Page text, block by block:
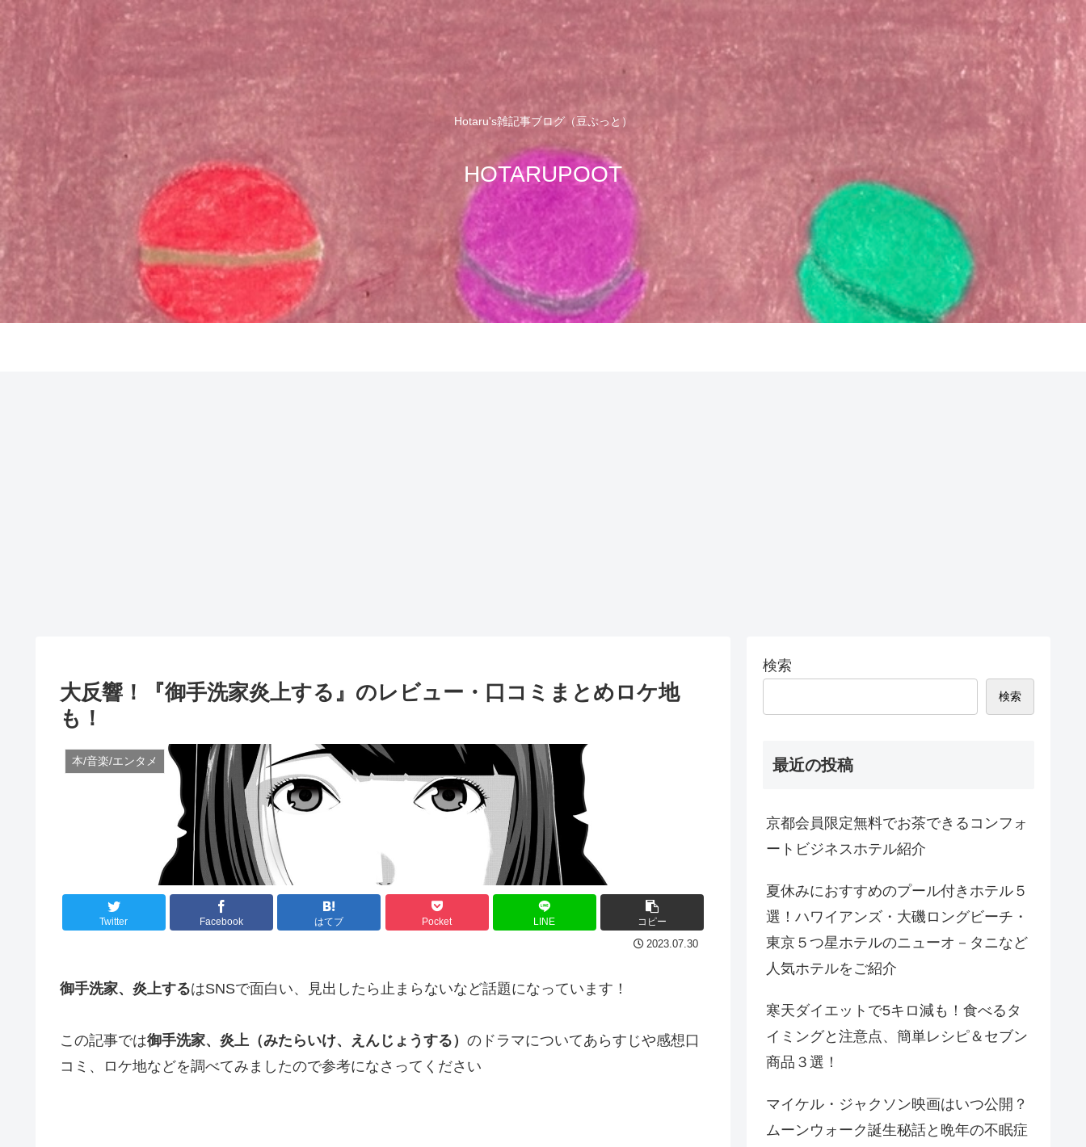
Hotaru's雑記事ブログ（豆ぷっと）
HOTARUPOOT
大反響！『御手洗家炎上する』のレビュー・口コミまとめロケ地
も！
本/音楽/エンタメ
Twitter Facebook はてブ Pocket LINE コピー
2023.07.30
御手洗家、炎上するはSNSで面白い、見出したら止まらないなど話題になっています！
この記事では御手洗家、炎上（みたらいけ、えんじょうする） のドラマについてあらすじや感想口
コミ、ロケ地などを調べてみましたので参考になさってください
検索
検索
最近の投稿
京都会員限定無料でお茶できるコンフォ
ートビジネスホテル紹介
夏休みにおすすめのプール付きホテル５
選！ハワイアンズ・大磯ロングビーチ・
東京５つ星ホテルのニューオ－タニなど
人気ホテルをご紹介
寒天ダイエットで5キロ減も！食べるタ
イミングと注意点、簡単レシピ＆セブン
商品３選！
マイケル・ジャクソン映画はいつ公開？
ムーンウォーク誕生秘話と晩年の不眠症